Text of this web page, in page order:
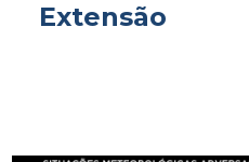
Extensão